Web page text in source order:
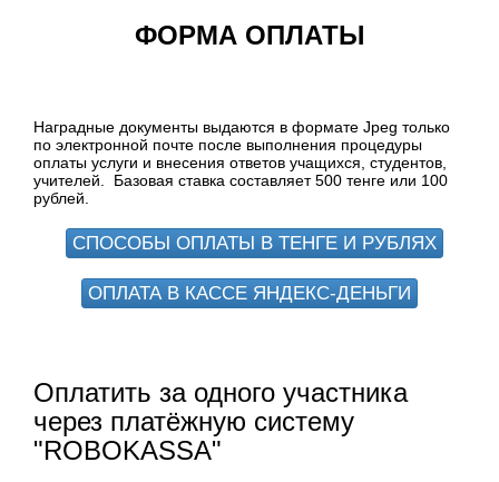
ФОРМА ОПЛАТЫ
Наградные документы выдаются в формате Jpeg только
по электронной почте после выполнения процедуры
оплаты услуги и внесения ответов учащихся, студентов,
учителей. Базовая ставка составляет 500 тенге или 100
рублей.
СПОСОБЫ ОПЛАТЫ В ТЕНГЕ И РУБЛЯХ
ОПЛАТА В КАССЕ ЯНДЕКС-ДЕНЬГИ
Оплатить за одного участника
через платёжную систему
"ROBOKASSA"